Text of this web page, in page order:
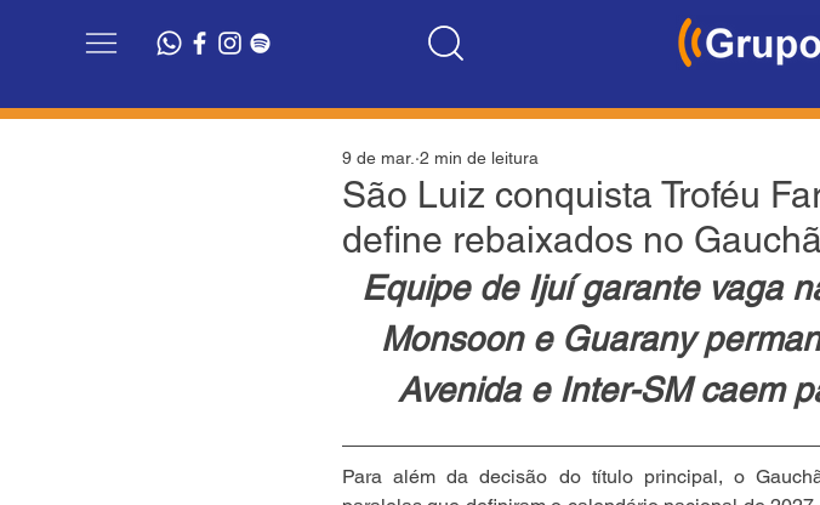
São Luiz conquista Troféu
define rebaixados no
9 de mar. 2 min de leitura
Equipe de Ijuí garante vaga
Monsoon e Guarany
Avenida e Inter-SM caem
Para além da decisão do título principal, o